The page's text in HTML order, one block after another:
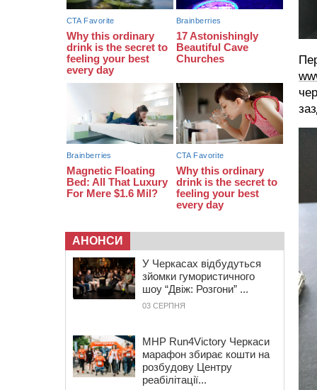
20:00 Педагогів Черкас запрошують на
зустріч із переможцем Global
Teacher Prize Ukraine 2023
19:24 У Черкасах водійка протаранила
Duster, коли здавала назад
АНОНСИ
У Черкасах відбудуться
зйомки гумористичного
шоу “Двіж: Розгони” ...
03 СЕРПНЯ
MHP Run4Victory Черкаси
марафон збирає кошти на
розбудову Центру
реабілітації...